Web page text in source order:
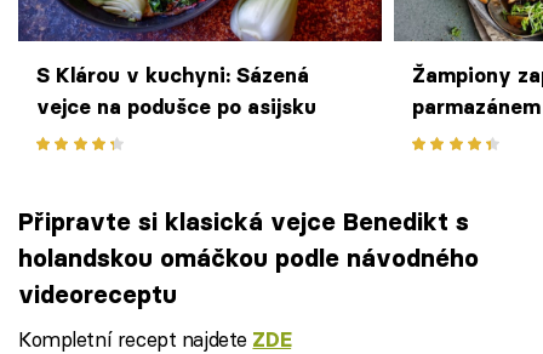
S Klárou v kuchyni: Sázená
vejce na podušce po asijsku
Žampiony
parmazánem
Připravte si klasická vejce Benedikt s
holandskou omáčkou podle návodného
videoreceptu
Kompletní recept najdete ZDE